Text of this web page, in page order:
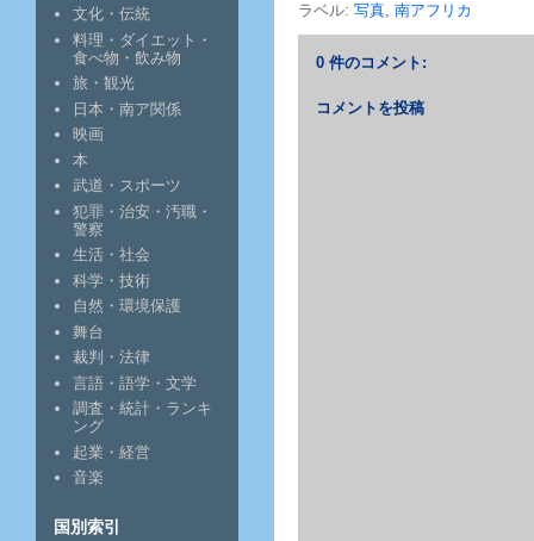
ラベル: 写真, 南アフリカ
0 件のコメント:
コメントを投稿
文化・伝統
料理・ダイエット・
食べ物・飲み物
旅・観光
日本・南ア関係
映画
本
武道・スポーツ
犯罪・治安・汚職・
警察
生活・社会
科学・技術
自然・環境保護
舞台
裁判・法律
言語・語学・文学
調査・統計・ランキ
ング
起業・経営
音楽
国別索引